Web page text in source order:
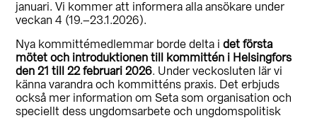
januari. Vi kommer att informera alla ansökare under
veckan 4 (19.–23.1.2026).
Nya kommittémedlemmar borde delta idet första
mötet och introduktionen till kommittén i Helsingfors
den 21 till 22 februari 2026. Under veckosluten lär vi
känna varandra och kommitténs praxis. Det erbjuds
också mer information om Seta som organisation och
speciellt dess ungdomsarbete och ungdomspolitisk